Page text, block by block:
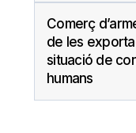
Comerç
de les
situació de
humans